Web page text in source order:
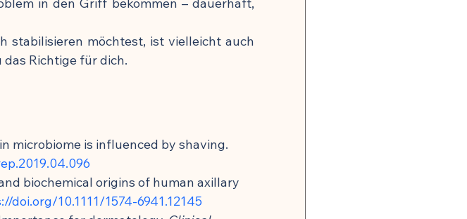
in den Griff bekommen – dauerhaft,
stabilisieren möchtest, ist vielleicht auch
Richtige für dich.
microbiome is influenced by shaving.
biochemical origins of human axillary
doi.org/10.1111/1574-6941.12145